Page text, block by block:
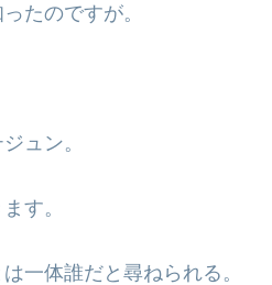
たのですが。
ュン。
す。
一体誰だと尋ねられる。